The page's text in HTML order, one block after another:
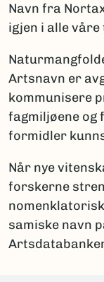
Navn fra
igjen i alle
Artsnavn er
kommunisere
fagmiljøene og
formidler
Når nye
forskerne
samiske navn